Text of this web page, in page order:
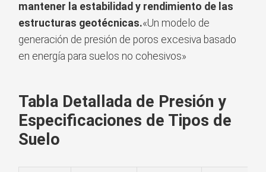
mantener la estabilidad y rendimiento de las
estructuras geotécnicas.«Un modelo de
generación de presión de poros excesiva basado
en energía para suelos no cohesivos»
Tabla Detallada de Presión y
Especificaciones de Tipos de
Suelo